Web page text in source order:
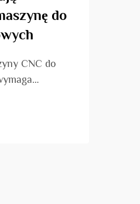
do
CNC do
działania,